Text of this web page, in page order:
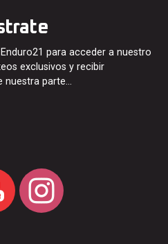
para acceder a nuestro
exclusivos y recibir
nuestra parte…